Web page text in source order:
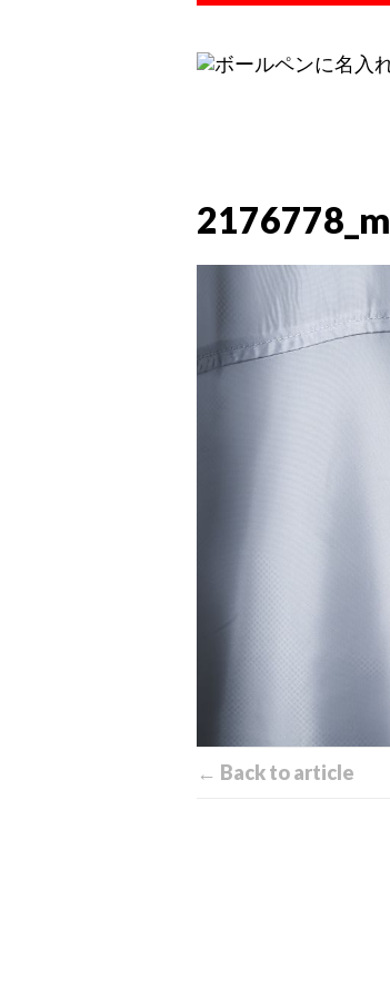
2176778_m
← Back to article